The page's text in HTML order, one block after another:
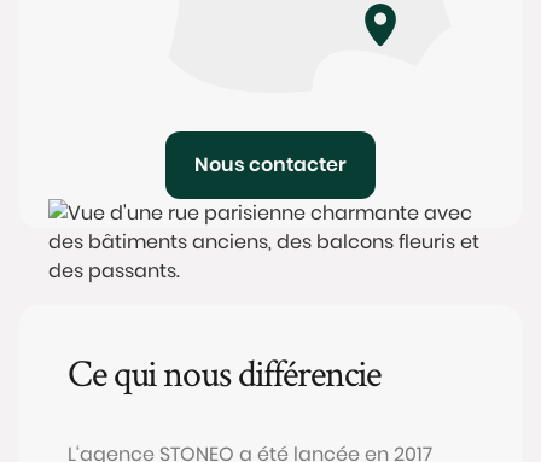
Nous contacter
Ce qui nous différencie
L‘agence STONEO a été lancée en 2017